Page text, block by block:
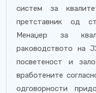
систем за
претставник од
Менаџер за
раководството на
посветеност и
вработените
одговорности